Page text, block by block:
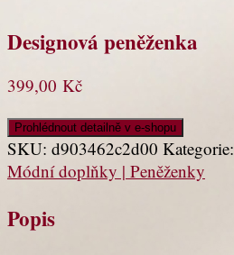
Designová peněženka
399,00 Kč
Prohlédnout detailně v e-shopu
SKU: d903462c2d00 Kategorie:
Módní doplňky | Peněženky
Popis